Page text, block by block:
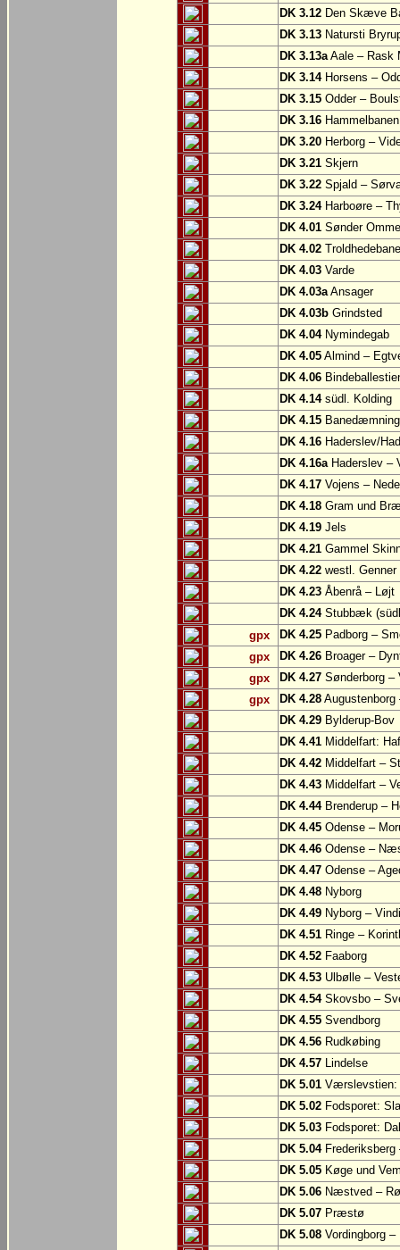
DK 3.12 Den Skæve
DK 3.13 Natursti
DK 3.13aAale – Rask
DK 3.14Horsens –
DK 3.15 Odder –
DK 3.16
DK 3.20 Herborg –
DK 3.21 Skjern
DK 3.22 Spjald –
DK 3.24Harboøre –
DK 4.01 Sønder
DK 4.02
DK 4.03 Varde
DK 4.03aAnsager
DK 4.03b Grindsted
DK 4.04Nymindegab
DK 4.05 Almind –
DK 4.06
DK 4.14südl. Kolding
DK 4.15
DK 4.16 Haderslev/
DK 4.16aHaderslev –
DK 4.17 Vojens –
DK 4.18 Gram und
DK 4.19 Jels
DK 4.21 Gammel
DK 4.22 westl. Genner
DK 4.23 Åbenrå – Løjt
DK 4.24Stubbæk
gpx
DK 4.25 Padborg –
gpx
DK 4.26 Broager –
gpx
DK 4.27 Sønderborg –
gpx
DK 4.28 Augustenborg
DK 4.29 Bylderup-Bov
DK 4.41 Middelfart:
DK 4.42 Middelfart –
DK 4.43 Middelfart –
DK 4.44Brenderup –
DK 4.45 Odense –
DK 4.46 Odense –
DK 4.47 Odense –
DK 4.48 Nyborg
DK 4.49 Nyborg –
DK 4.51 Ringe –
DK 4.52 Faaborg
DK 4.53 Ulbølle –
DK 4.54Skovsbo –
DK 4.55 Svendborg
DK 4.56 Rudkøbing
DK 4.57 Lindelse
DK 5.01
DK 5.02 Fodsporet:
DK 5.03 Fodsporet:
DK 5.04Frederiksberg
DK 5.05 Køge und
DK 5.06 Næstved –
DK 5.07 Præstø
DK 5.08 Vordingborg –